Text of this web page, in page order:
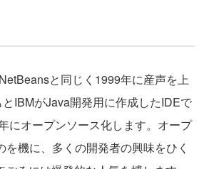
と同じく1999年に産声を上
IBMがJava開発用に作成したIDEで
にオープンソース化します。オープ
を機に、多くの開発者の興味をひく